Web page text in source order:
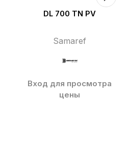
DL 700 TN PV
Samaref
Вход для просмотра
цены